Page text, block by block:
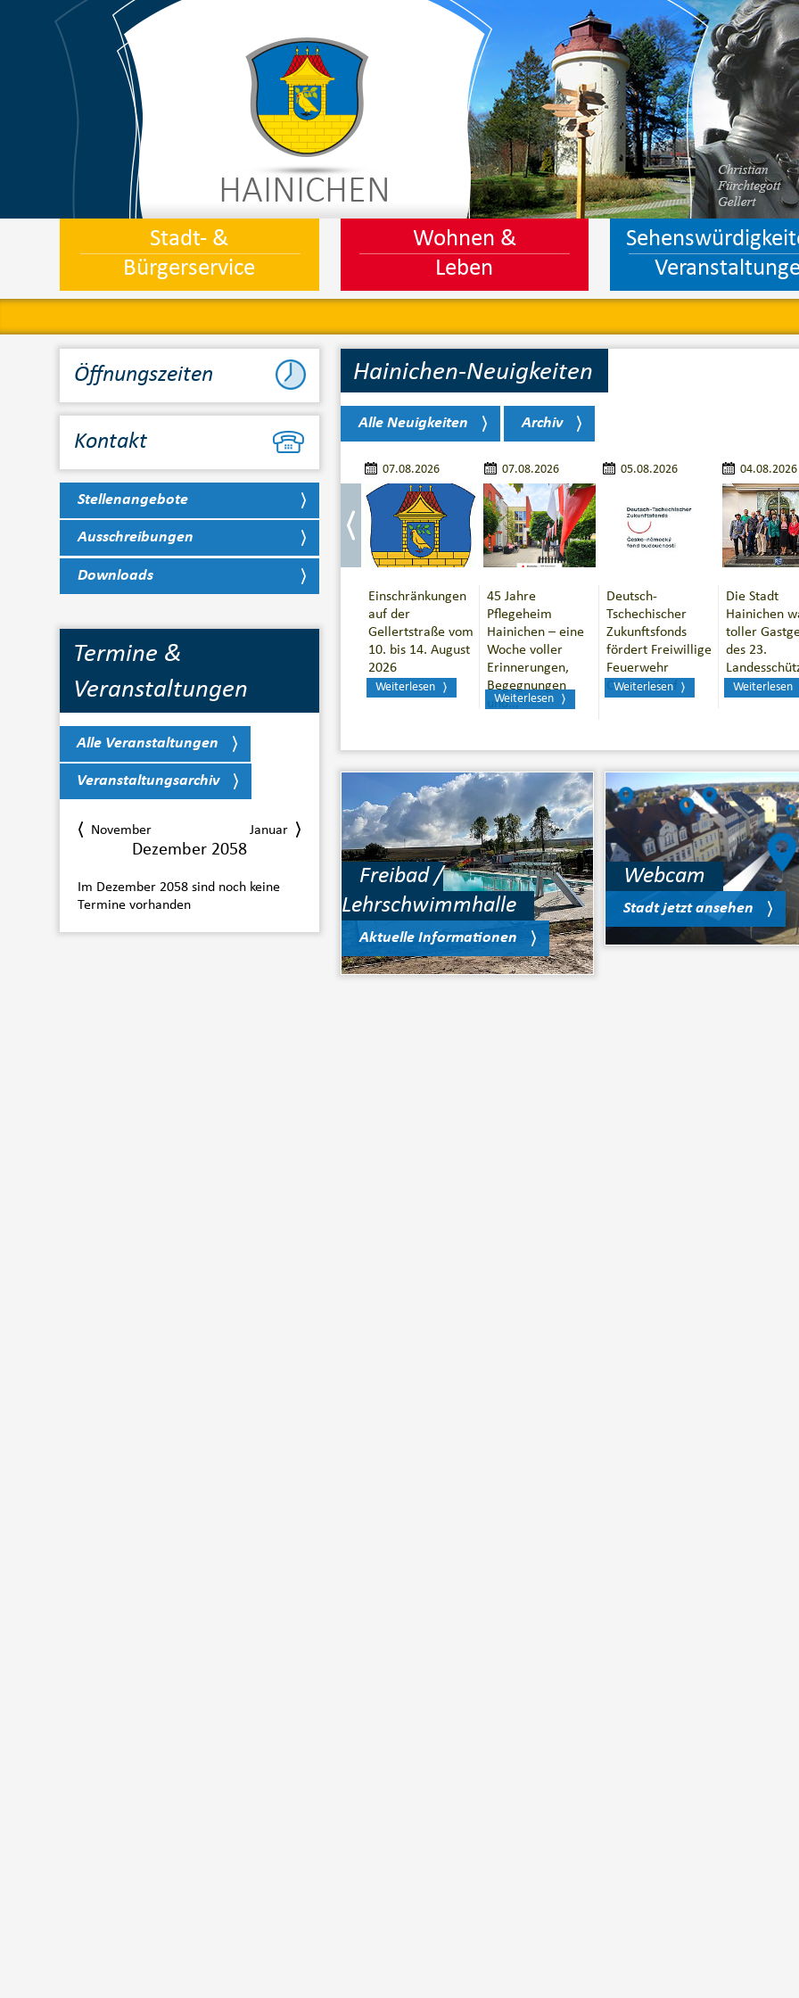
HAINICHEN
Stadt- &
Bürgerservice
Wohnen &
Leben
Hainichen-Neuigkeiten
Alle Neuigkeiten Archiv
07.08.2026
Einschränkungen
auf der
Gellertstraße vom
10. bis 14. August
2026
Weiterlesen
07.08.2026
45 Jahre
Pflegeheim
Hainichen – eine
Woche voller
Erinnerungen,
Begegnungen
und...
Weiterlesen
05.08.2026
Deutsch-
Tschechischer
Zukunftsfonds
fördert Freiwillige
Feuerwehr
Cunnersdorf
Weiterlesen
04.08.2026
Die Stadt
Hainichen
toller
des 23.
Weiterlesen
Öffnungszeiten
Kontakt
Stellenangebote
Ausschreibungen
Downloads
Termine &
Veranstaltungen
Alle Veranstaltungen
Veranstaltungsarchiv
November Januar
Dezember 2058
Im Dezember 2058 sind noch keine
Termine vorhanden
Freibad /
Lehrschwimmhalle
Aktuelle Informationen
Webcam
Stadt jetzt ansehen